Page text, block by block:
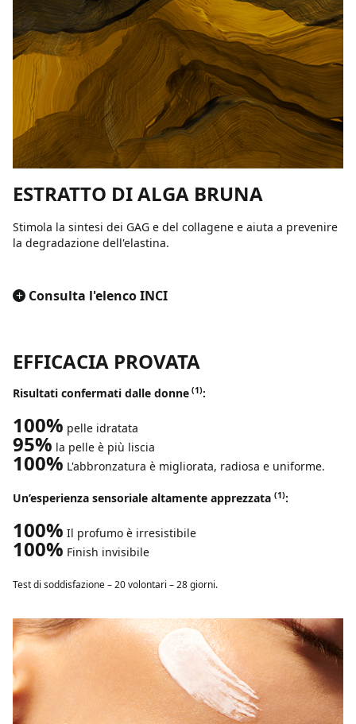
ESTRATTO DI ALGA BRUNA
Stimola la sintesi dei GAG e del collagene e aiuta a prevenire
la degradazione dell'elastina.
+ Consulta l'elenco INCI
EFFICACIA PROVATA
Risultati confermati dalle donne (1):
100% pelle idratata
95% la pelle è più liscia
100% L'abbronzatura è migliorata, radiosa e uniforme.
Un’esperienza sensoriale altamente apprezzata (1):
100% Il profumo è irresistibile
100% Finish invisibile
Test di soddisfazione – 20 volontari – 28 giorni.